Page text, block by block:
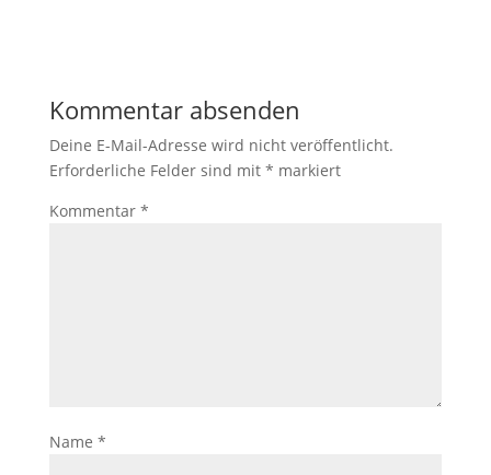
Kommentar absenden
Deine E-Mail-Adresse wird nicht veröffentlicht.
Erforderliche Felder sind mit * markiert
Kommentar *
Name *